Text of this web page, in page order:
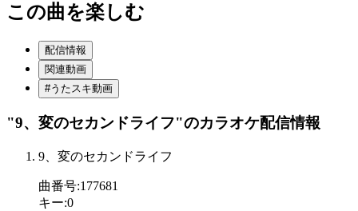
この曲を楽しむ
配信情報
関連動画
#うたスキ動画
"9、変のセカンドライフ"のカラオケ配信情報
9、変のセカンドライフ
曲番号:177681
キー:0